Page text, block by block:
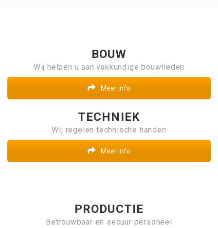
BOUW
Wij helpen u aan vakkundige bouwlieden
Meer info
TECHNIEK
Wij regelen technische handen
Meer info
PRODUCTIE
Betrouwbaar en secuur personeel